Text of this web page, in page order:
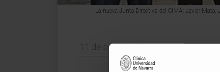
La nueva Junta Directiva del CIMA: Javier
11 de octubre de 2016